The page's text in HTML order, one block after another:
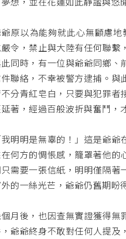
原以為能夠就此心無顧慮
令，禁止與大陸有任何聯繫
同時，有一位與爺爺同鄉、
聯絡，不幸被警方逮捕。與
分青紅皂白，只要與犯罪
著，經過百般波折與奮鬥，
我明明是無辜的！」這是爺
何方的惆悵感，籠罩著他的
需要一張信紙，明明僅隔著
的一絲光芒，爺爺仍舊期盼
月後，也因查無實證獲得無
爺爺終身不敢對任何人提及